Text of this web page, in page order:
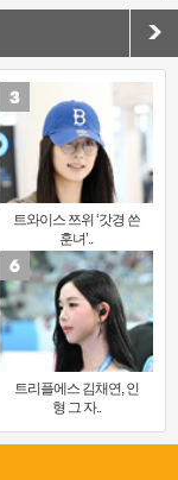
트와이스 쯔위 ‘갓경 쓴
훈녀’..
트리플에스 김채연, 인
형 그 자..